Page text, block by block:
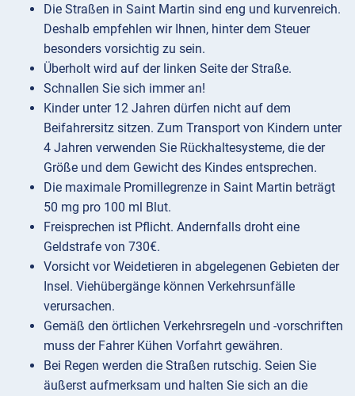
Die Straßen in Saint Martin sind eng und kurvenreich.
Deshalb empfehlen wir Ihnen, hinter dem Steuer
besonders vorsichtig zu sein.
Überholt wird auf der linken Seite der Straße.
Schnallen Sie sich immer an!
Kinder unter 12 Jahren dürfen nicht auf dem
Beifahrersitz sitzen. Zum Transport von Kindern unter
4 Jahren verwenden Sie Rückhaltesysteme, die der
Größe und dem Gewicht des Kindes entsprechen.
Die maximale Promillegrenze in Saint Martin beträgt
50 mg pro 100 ml Blut.
Freisprechen ist Pflicht. Andernfalls droht eine
Geldstrafe von 730€.
Vorsicht vor Weidetieren in abgelegenen Gebieten der
Insel. Viehübergänge können Verkehrsunfälle
verursachen.
Gemäß den örtlichen Verkehrsregeln und -vorschriften
muss der Fahrer Kühen Vorfahrt gewähren.
Bei Regen werden die Straßen rutschig. Seien Sie
äußerst aufmerksam und halten Sie sich an die